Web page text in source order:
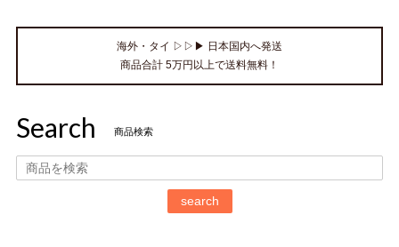
海外・タイ ▷▷▶ 日本国内へ発送
商品合計 5万円以上で送料無料！
Search 商品検索
search